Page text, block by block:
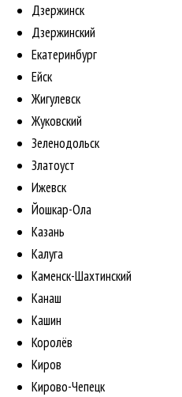
Дзержинск
Дзержинский
Екатеринбург
Ейск
Жигулевск
Жуковский
Зеленодольск
Златоуст
Ижевск
Йошкар-Ола
Казань
Калуга
Каменск-Шахтинский
Канаш
Кашин
Королёв
Киров
Кирово-Чепецк